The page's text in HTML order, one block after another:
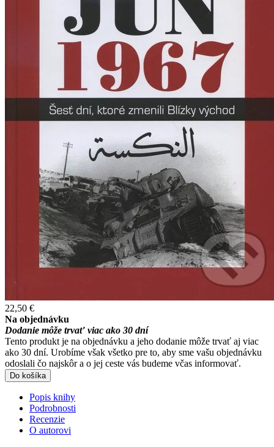
22,50 €
Na objednávku
Dodanie môže trvať viac ako 30 dní
Tento produkt je na objednávku a jeho dodanie môže trvať aj viac
ako 30 dní. Urobíme však všetko pre to, aby sme vašu objednávku
odoslali čo najskôr a o jej ceste vás budeme včas informovať.
Do košíka
Popis knihy
Podrobnosti
Recenzie
O autorovi